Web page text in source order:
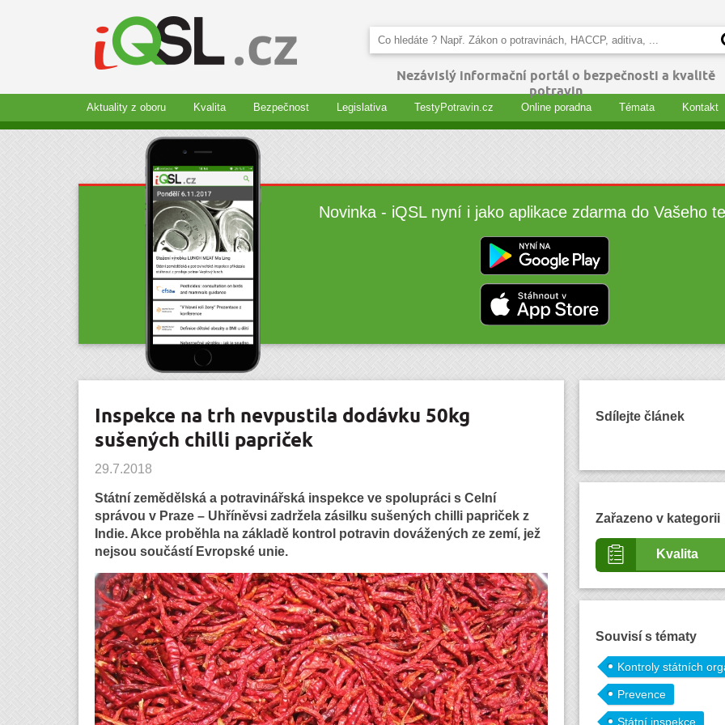
Nezávislý informační portál o bezpečnosti a kvalitě
potravin
Aktuality z oboru Kvalita Bezpečnost Legislativa TestyPotravin.cz Online poradna Témata Kontakt
Novinka - iQSL nyní i jako aplikace zdarma do Vašeho
Inspekce na trh nevpustila dodávku 50kg
sušených chilli papriček
29.7.2018
Státní zemědělská a potravinářská inspekce ve spolupráci s Celní
správou v Praze – Uhříněvsi zadržela zásilku sušených chilli papriček z
Indie. Akce proběhla na základě kontrol potravin dovážených ze zemí, jež
nejsou součástí Evropské unie.
Sdílejte článek
Zařazeno v kategorii
Kvalita
Souvisí s tématy
Kontroly státních
Prevence
Státní inspekce